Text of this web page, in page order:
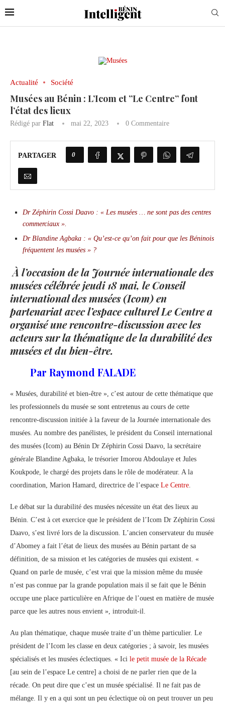
Actualité Société
Musées au Bénin : L’Icom et ”Le Centre” font
l’état des lieux
Rédigé par Flat mai 22, 2023 0 Commentaire
PARTAGER 0
Dr Zéphirin Cossi Daavo : « Les musées … ne sont pas des centres
commerciaux ».
Dr Blandine Agbaka : « Qu’est-ce qu’on fait pour que les Béninois
fréquentent les musées » ?
À l’occasion de la Journée internationale des
musées célébrée jeudi 18 mai, le Conseil
international des musées (Icom) en
partenariat avec l’espace culturel Le Centre a
organisé une rencontre-discussion avec les
acteurs sur la thématique de la durabilité des
musées et du bien-être.
Par Raymond FALADE
« Musées, durabilité et bien-être », c’est autour de cette thématique que
les professionnels du musée se sont entretenus au cours de cette
rencontre-discussion initiée à la faveur de la Journée internationale des
musées. Au nombre des panélistes, le président du Conseil international
des musées (Icom) au Bénin Dr Zéphirin Cossi Daavo, la secrétaire
générale Blandine Agbaka, le trésorier Imorou Abdoulaye et Jules
Koukpode, le chargé des projets dans le rôle de modérateur. A la
coordination, Marion Hamard, directrice de l’espace Le Centre.
Le débat sur la durabilité des musées nécessite un état des lieux au
Bénin. C’est à cet exercice que le président de l’Icom Dr Zéphirin Cossi
Daavo, s’est livré lors de la discussion. L’ancien conservateur du musée
d’Abomey a fait l’état de lieux des musées au Bénin partant de sa
définition, de sa mission et les catégories de musées qui existent. «
Quand on parle de musée, c’est vrai que la mission même du musée
n’est pas connue par la grande population mais il se fait que le Bénin
occupe une place particulière en Afrique de l’ouest en matière de musée
parce que les autres nous envient », introduit-il.
Au plan thématique, chaque musée traite d’un thème particulier. Le
président de l’Icom les classe en deux catégories ; à savoir, les musées
spécialisés et les musées éclectiques. « Ici le petit musée de la Récade
[au sein de l’espace Le centre] a choisi de ne parler rien que de la
récade. On peut dire que c’est un musée spécialisé. Il ne fait pas de
mélange. Il y en a qui sont un peu éclectique où on peut trouver un peu